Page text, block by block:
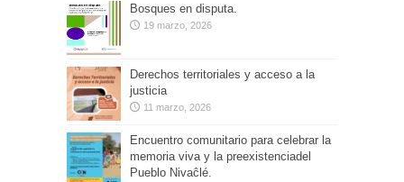
Bosques en disputa.
19 marzo, 2026
Derechos territoriales y acceso a la
justicia
11 marzo, 2026
Encuentro comunitario para celebrar la
memoria viva y la preexistenciadel
Pueblo Nivaĉlé.